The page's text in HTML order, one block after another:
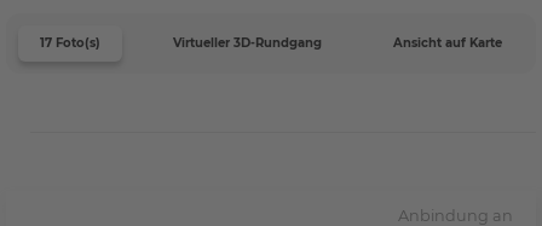
17 Foto(s) Virtueller 3D-Rundgang Ansicht auf Karte
Anbindung an